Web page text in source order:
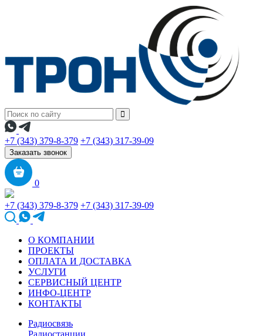
+7 (343) 379-8-379 +7 (343) 317-39-09
Заказать звонок
0
+7 (343) 379-8-379 +7 (343) 317-39-09
О КОМПАНИИ
ПРОЕКТЫ
ОПЛАТА И ДОСТАВКА
УСЛУГИ
СЕРВИСНЫЙ ЦЕНТР
ИНФО-ЦЕНТР
КОНТАКТЫ
Радиосвязь
Радиостанции